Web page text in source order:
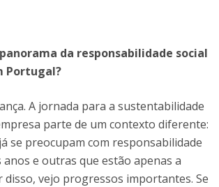
da responsabilidade social
Portugal?
A jornada para a sustentabilidade
parte de um contexto diferente:
se preocupam com responsabilidade
e outras que estão apenas a
disso, vejo progressos importantes. Se